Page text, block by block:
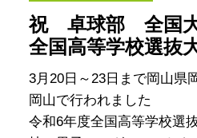
祝 卓球部 全国大
全国高等学校選抜
3月20日～23日まで岡山県
岡山で行われました
令和6年度全国高等学校選